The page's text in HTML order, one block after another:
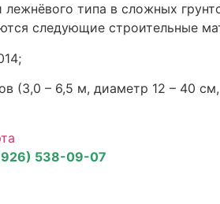
типа в сложных
следующие строительные
(3,0 – 6,5 м, диаметр 12 – 40
538-09-07